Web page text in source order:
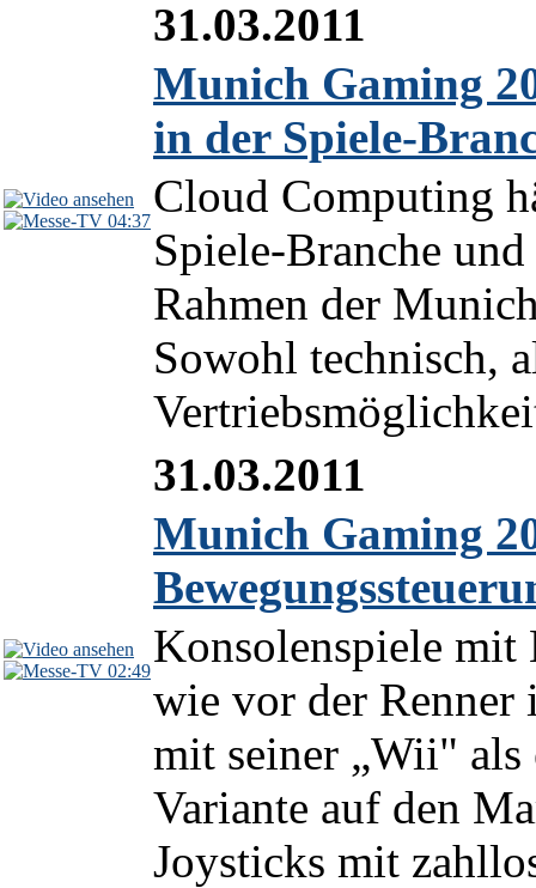
04:37
31.03.2011
Munich Gaming
in der Spiele-
Cloud Computing
Spiele-Branche
Rahmen der
Sowohl technisch,
02:49
31.03.2011
Munich Gaming
Konsolenspiele mit
wie vor der Renner
mit seiner „Wii" als
Variante auf den
Joysticks mit